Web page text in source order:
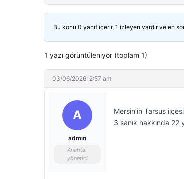
Bu konu 0 yanıt içerir, 1 izleyen vardır ve en
1 yazı görüntüleniyor (toplam 1)
03/06/2026: 2:57 am
A
admin
Anahtar
yönetici
Mersin’in Tarsus
3 sanık hakkında 22